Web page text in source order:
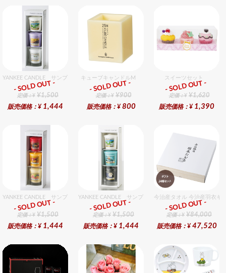
YANKEE CANDLE サンプラー3個・ホルダーセット グッドスリープ
ギフト
定価：¥ ¥1,500
販売価格：¥ 1,444
- SOLD OUT -
キューブキャンドルM
ギフト
定価：¥ ¥900
販売価格：¥ 800
- SOLD OUT -
スイーツセット
ギフト
定価：¥ ¥1,620
販売価格：¥ 1,390
- SOLD OUT -
YANKEE CANDLE サンプラー3個・ホルダーセット フルーツ
ギフト
定価：¥ ¥1,500
販売価格：¥ 1,444
- SOLD OUT -
YANKEE CANDLE サンプラー3個・ホルダーセット フレ
ギフト
定価：¥ ¥1,500
販売価格：¥ 1,444
- SOLD OUT -
今治産タオル 今治産羽衣
ギフト
定価：¥ ¥84,000
販売価格：¥ 47,520
- SOLD OUT -